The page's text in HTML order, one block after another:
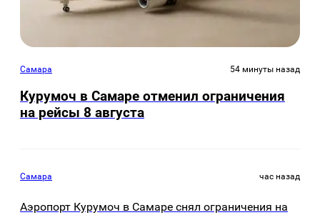
Самара 54 минуты назад
Курумоч в Самаре отменил ограничения
на рейсы 8 августа
Самара час назад
Аэропорт Курумоч в Самаре снял ограничения на